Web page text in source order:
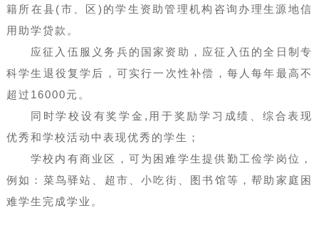
籍所在县(市、区)的学生资助管理机构咨询办理生源地信
用助学贷款。
应征入伍服义务兵的国家资助，应征入伍的全日制专
科学生退役复学后，可实行一次性补偿，每人每年最高不
超过16000元。
同时学校设有奖学金,用于奖励学习成绩、综合表现
优秀和学校活动中表现优秀的学生；
学校内有商业区，可为困难学生提供勤工俭学岗位，
例如：菜鸟驿站、超市、小吃街、图书馆等，帮助家庭困
难学生完成学业。